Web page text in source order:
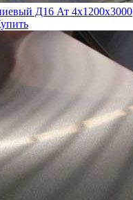
Д16 Ат 4х1200х3000